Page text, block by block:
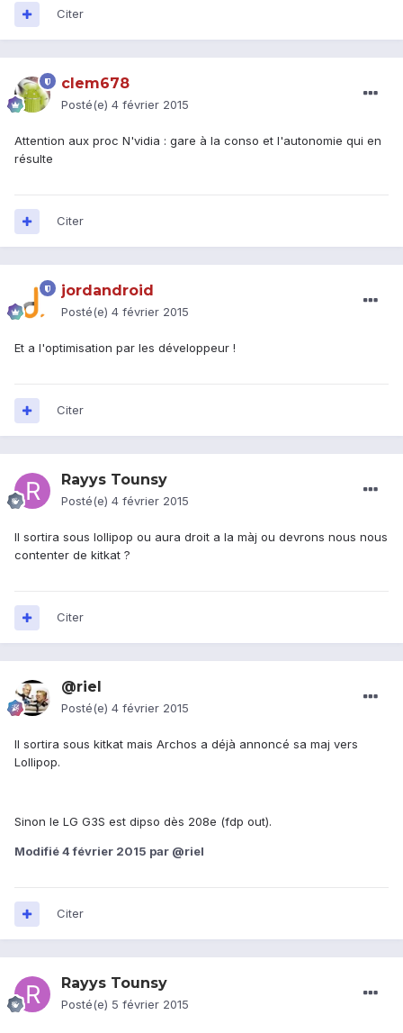
Citer
clem678
Posté(e) 4 février 2015
Attention aux proc N'vidia : gare à la conso et l'autonomie qui en
résulte
Citer
jordandroid
Posté(e) 4 février 2015
Et a l'optimisation par les développeur !
Citer
Rayys Tounsy
Posté(e) 4 février 2015
Il sortira sous lollipop ou aura droit a la màj ou devrons nous nous
contenter de kitkat ?
Citer
@riel
Posté(e) 4 février 2015
Il sortira sous kitkat mais Archos a déjà annoncé sa maj vers
Lollipop.
Sinon le LG G3S est dipso dès 208e (fdp out).
Modifié4 février 2015 par @riel
Citer
Rayys Tounsy
Posté(e) 5 février 2015